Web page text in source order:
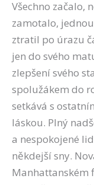
Všechno začalo,
zamotalo,
ztratil po úrazu
jen do svého
zlepšení svého
spolužákem do
setkává s
láskou. Plný
a nespokojené
někdejší sny.
Manhattanském